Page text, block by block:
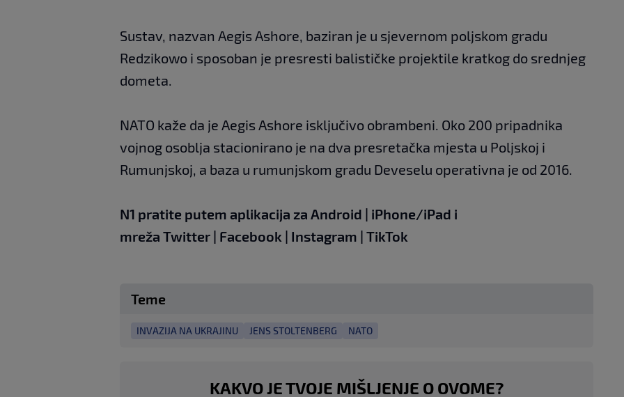
Sustav, nazvan Aegis Ashore, baziran je u sjevernom poljskom gradu
Redzikowo i sposoban je presresti balističke projektile kratkog do srednjeg
dometa.
NATO kaže da je Aegis Ashore isključivo obrambeni. Oko 200 pripadnika
vojnog osoblja stacionirano je na dva presretačka mjesta u Poljskoj i
Rumunjskoj, a baza u rumunjskom gradu Deveselu operativna je od 2016.
N1 pratite putem aplikacija za Android | iPhone/iPad i
mreža Twitter | Facebook | Instagram | TikTok
Teme
INVAZIJA NA UKRAJINU JENS STOLTENBERG NATO
KAKVO JE TVOJE MIŠLJENJE O OVOME?